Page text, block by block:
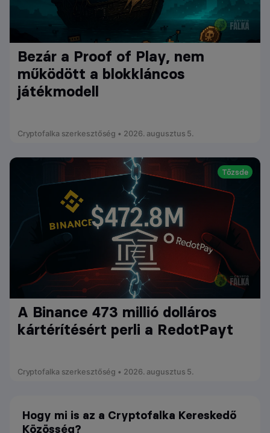
Bezár a Proof of Play, nem
működött a blokkláncos
játékmodell
Cryptofalka szerkesztőség • 2026. augusztus 5.
Tőzsde
A Binance 473 millió dolláros
kártérítésért perli a RedotPayt
Cryptofalka szerkesztőség • 2026. augusztus 5.
Hogy mi is az a Cryptofalka Kereskedő
Közösség?